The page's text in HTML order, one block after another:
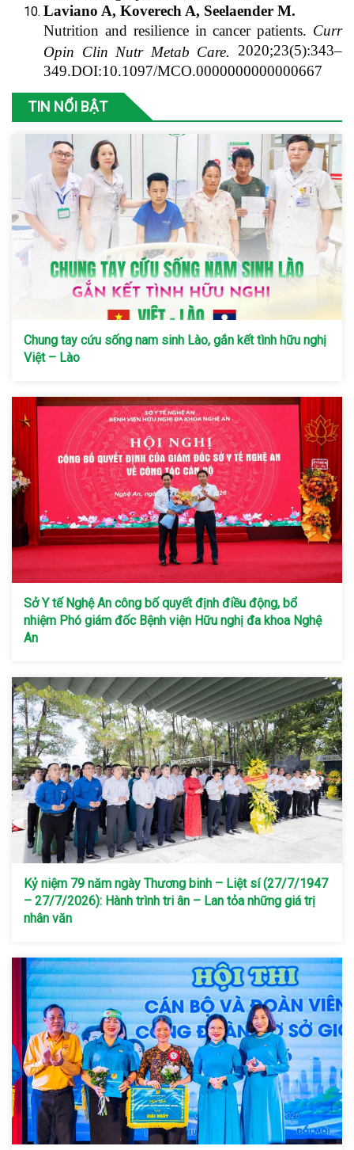
Laviano A, Koverech A, Seelaender M.
Nutrition and resilience in cancer patients. Curr
Opin Clin Nutr Metab Care. 2020;23(5):343–
349.DOI:10.1097/MCO.0000000000000667
TIN NỔI BẬT
Chung tay cứu sống nam sinh Lào, gắn kết tình hữu nghị
Việt – Lào
Sở Y tế Nghệ An công bố quyết định điều động, bổ
nhiệm Phó giám đốc Bệnh viện Hữu nghị đa khoa Nghệ
An
Kỷ niệm 79 năm ngày Thương binh – Liệt sí (27/7/1947
– 27/7/2026): Hành trình tri ân – Lan tỏa những giá trị
nhân văn